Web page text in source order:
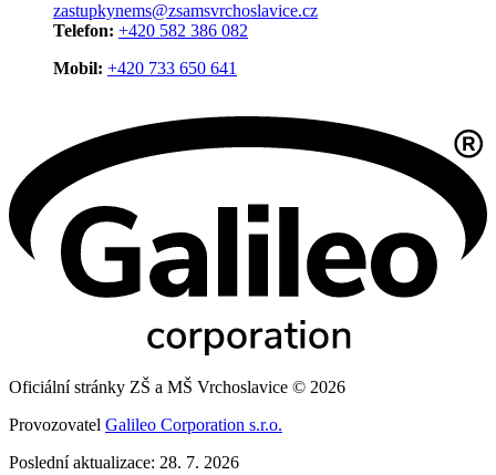
zastupkynems@zsamsvrchoslavice.cz
Telefon: +420 582 386 082
Mobil: +420 733 650 641
Oficiální stránky ZŠ a MŠ Vrchoslavice © 2026
Provozovatel Galileo Corporation s.r.o.
Poslední aktualizace: 28. 7. 2026